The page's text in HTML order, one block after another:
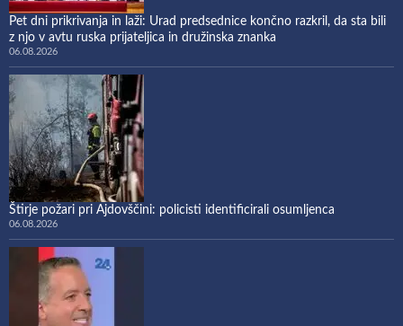
Pet dni prikrivanja in laži: Urad predsednice končno razkril, da sta bili
z njo v avtu ruska prijateljica in družinska znanka
06.08.2026
Štirje požari pri Ajdovščini: policisti identificirali osumljenca
06.08.2026